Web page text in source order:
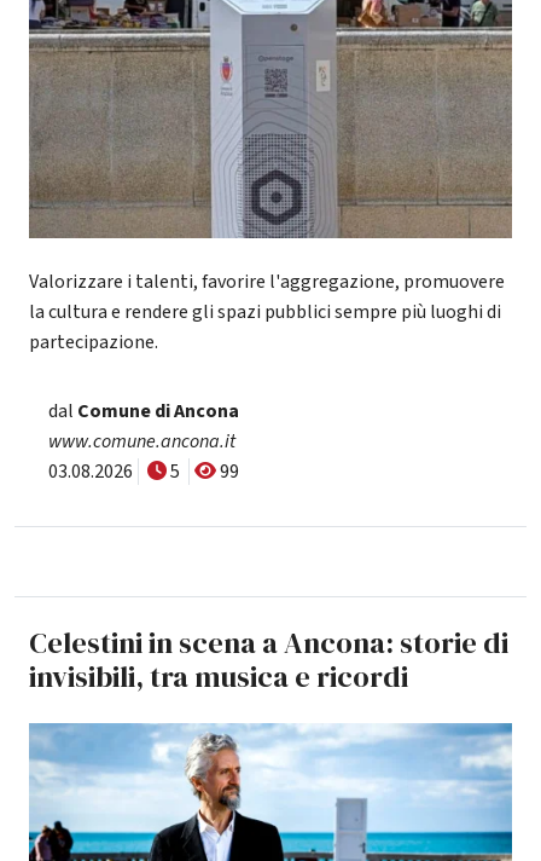
Valorizzare i talenti, favorire l'aggregazione, promuovere
la cultura e rendere gli spazi pubblici sempre più luoghi di
partecipazione.
dal Comune di Ancona
www.comune.ancona.it
03.08.2026
5 99
Celestini in scena a Ancona: storie di
invisibili, tra musica e ricordi